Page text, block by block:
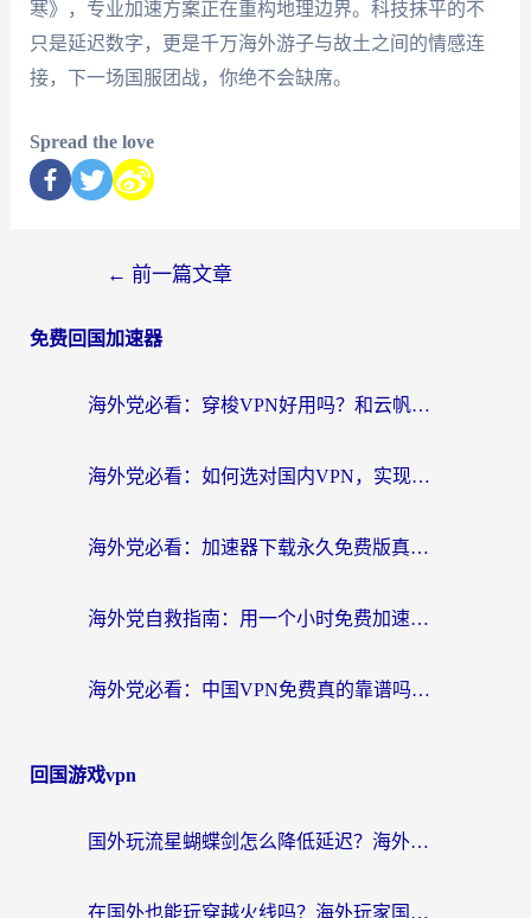
寒》，专业加速方案正在重构地理边界。科技抹平的不
只是延迟数字，更是千万海外游子与故土之间的情感连
接，下一场国服团战，你绝不会缺席。
Spread the love
← 前一篇文章
免费回国加速器
海外党必看：穿梭VPN好用吗？和云帆VPN对比哪个回国效果更好？附真实测评+避坑指南
海外党必看：如何选对国内VPN，实现无缝访问国内资源？
海外党必看：加速器下载永久免费版真的存在吗？教你无缝访问国内资源的正确姿势
海外党自救指南：用一个小时免费加速器，轻松打破国内资源访问壁垒？
海外党必看：中国VPN免费真的靠谱吗？手把手教你选对回国加速器
回国游戏vpn
国外玩流星蝴蝶剑怎么降低延迟？海外党必看的加速秘籍（含欧洲鸣潮&彩虹岛优化攻略）
在国外也能玩穿越火线吗？海外玩家国服游戏畅玩终极指南